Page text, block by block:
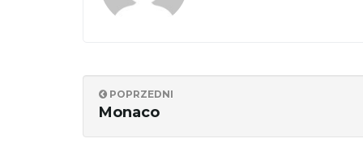
POPRZEDNI
Monaco